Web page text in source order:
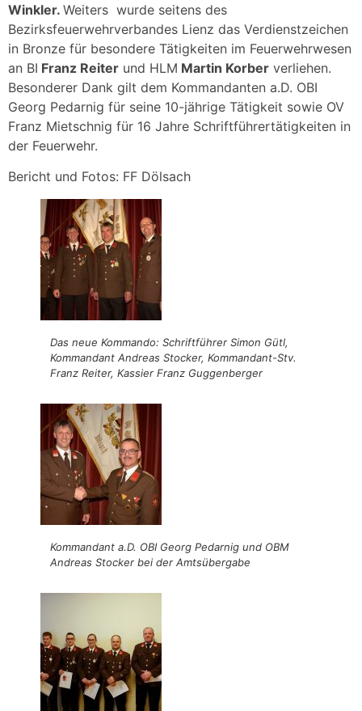
Winkler. Weiters wurde seitens des
Bezirksfeuerwehrverbandes Lienz das Verdienstzeichen
in Bronze für besondere Tätigkeiten im Feuerwehrwesen
an BI Franz Reiter und HLM Martin Korber verliehen.
Besonderer Dank gilt dem Kommandanten a.D. OBI
Georg Pedarnig für seine 10-jährige Tätigkeit sowie OV
Franz Mietschnig für 16 Jahre Schriftführertätigkeiten in
der Feuerwehr.
Bericht und Fotos: FF Dölsach
Das neue Kommando: Schriftführer Simon Gütl,
Kommandant Andreas Stocker, Kommandant-Stv.
Franz Reiter, Kassier Franz Guggenberger
Kommandant a.D. OBI Georg Pedarnig und OBM
Andreas Stocker bei der Amtsübergabe